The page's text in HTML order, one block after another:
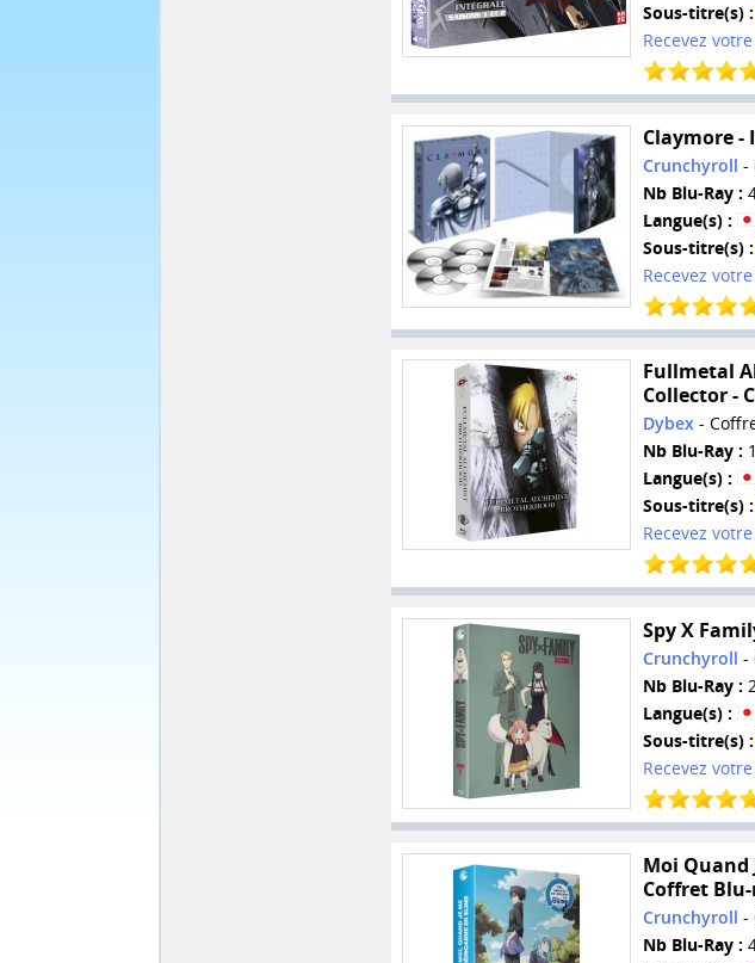
Sous-titre(s) :
Recevez
Claymore -
Crunchyroll -
Nb Blu-Ray :
Langue(s) :
Sous-titre(s) :
Recevez
Fullmetal
Collector -
Dybex-
Nb Blu-Ray :
Langue(s) :
Sous-titre(s) :
Recevez
Spy X
Crunchyroll -
Nb Blu-Ray :
Langue(s) :
Sous-titre(s) :
Recevez
Moi Quand
Coffret
Crunchyroll -
Nb Blu-Ray :